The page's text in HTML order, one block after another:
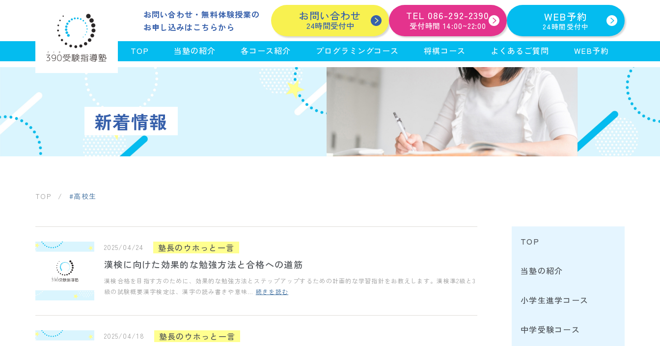
お問い合わせ・無料体験授業の
お申し込みはこちらから
お問い合わせ
24時間受付中
TEL 086-292-2390
受付時間 14:00~22:00
WEB予約
24時間受付中
TOP 当塾の紹介 各コース紹介 プログラミングコース 将棋コース よくあるご質問 WEB予約
新着情報
TOP / #高校生
2025/04/24 塾長のウホっと一言
漢検に向けた効果的な勉強方法と合格への道筋
漢検合格を目指す方のために、効果的な勉強方法とステップアップするための計画的な学習指針をお教えします。漢検準2級と3
級の試験概要漢字検定は、漢字の読み書きや意味… 続きを読む
2025/04/18 塾長のウホっと一言
TOP
当塾の紹介
小学生進学コース
中学受験コース